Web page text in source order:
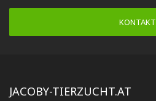
KONTAKT
JACOBY-TIERZUCHT.AT